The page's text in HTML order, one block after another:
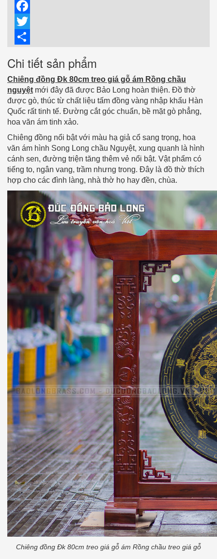
Facebook
Twitter
Chi tiết sản phẩm
Chiêng đồng Đk 80cm treo giá gỗ ám Rồng chầu
nguyệt mới đây đã được Bảo Long hoàn thiện. Đồ thờ
được gò, thúc từ chất liệu tấm đồng vàng nhập khẩu Hàn
Quốc rất tinh tế. Đường cắt góc chuẩn, bề mặt gò phẳng,
hoa văn ám tinh xảo.
Chiêng đồng nổi bật với màu hạ giả cổ sang trọng, hoa
văn ám hình Song Long chầu Nguyệt, xung quanh là hình
cánh sen, đường triện tăng thêm vẻ nổi bật. Vật phẩm có
tiếng to, ngân vang, trầm nhưng trong. Đây là đồ thờ thích
hợp cho các đình làng, nhà thờ họ hay đền, chùa.
Chiêng đồng Đk 80cm treo giá gỗ ám Rồng chầu treo giá gỗ